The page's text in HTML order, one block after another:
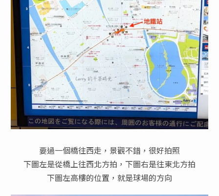
要過一個橋往西走，景觀不錯，很好拍照
下圖左是從橋上往西北方拍，下圖右是往東北方拍
下圖左高樓的位置，就是球場的方向